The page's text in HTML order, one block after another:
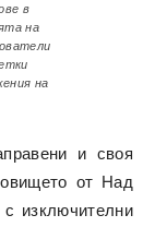
в
на
на
и своя
от Над
изключителни